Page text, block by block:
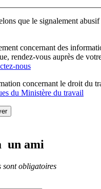
que le signalement abusif
concernant des
, rendez-vous auprès de
nous
concernant le droit du
du Ministère du travail
un ami
sont obligatoires